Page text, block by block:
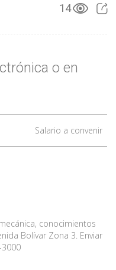
14
o en
Salario a convenir
conocimientos
Bolívar Zona 3. Enviar
3000